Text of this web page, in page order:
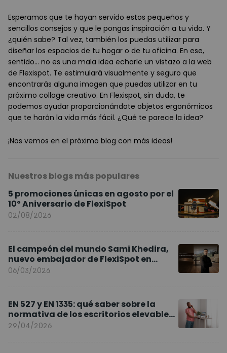
Esperamos que te hayan servido estos pequeños y
sencillos consejos y que le pongas inspiración a tu vida. Y
¿quién sabe? Tal vez, también los puedas utilizar para
diseñar los espacios de tu hogar o de tu oficina. En ese,
sentido... no es una mala idea echarle un vistazo a la web
de Flexispot. Te estimulará visualmente y seguro que
encontrarás alguna imagen que puedas utilizar en tu
próximo collage creativo. En Flexispot, sin duda, te
podemos ayudar proporcionándote objetos ergonómicos
que te harán la vida más fácil. ¿Qué te parece la idea?
¡Nos vemos en el próximo blog con más ideas!
Nuestros blogs más populares
5 promociones únicas en agosto por el
10º Aniversario de FlexiSpot
02/08/2026
El campeón del mundo Sami Khedira,
nuevo embajador de FlexiSpot en
Europa
06/03/2026
EN 527 y EN 1335: qué saber sobre la
normativa de los escritorios elevables
y sillas ergonómicas
29/04/2026